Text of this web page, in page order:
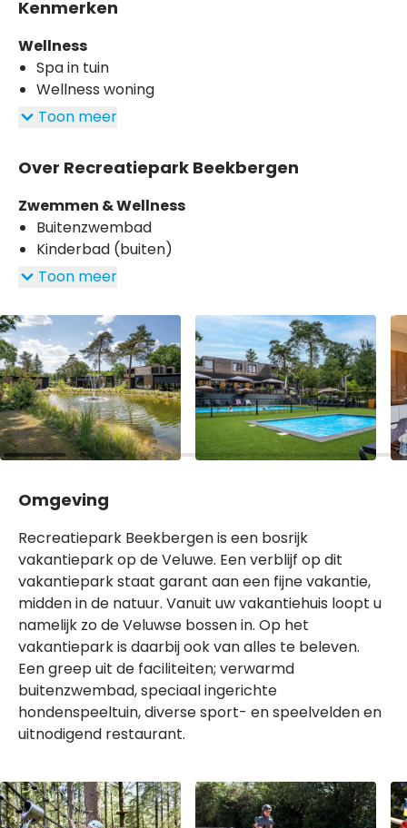
Kenmerken
Wellness
Spa in tuin
Wellness woning
Toon meer
Over Recreatiepark Beekbergen
Zwemmen & Wellness
Buitenzwembad
Kinderbad (buiten)
Toon meer
Omgeving
Recreatiepark Beekbergen is een bosrijk
vakantiepark op de Veluwe. Een verblijf op dit
vakantiepark staat garant aan een fijne vakantie,
midden in de natuur. Vanuit uw vakantiehuis loopt u
namelijk zo de Veluwse bossen in. Op het
vakantiepark is daarbij ook van alles te beleven.
Een greep uit de faciliteiten; verwarmd
buitenzwembad, speciaal ingerichte
hondenspeeltuin, diverse sport- en speelvelden en
uitnodigend restaurant.